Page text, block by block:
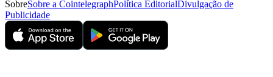
SobreSobre a CointelegraphPolítica EditorialDivulgação de
Publicidade